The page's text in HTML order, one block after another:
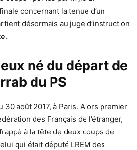
concernant la tenue d’un
désormais au juge d’instruction
né du départ de
du PS
30 août 2017, à Paris. Alors premier
des Français de l’étranger,
à la tête de deux coups de
qui était député LREM des